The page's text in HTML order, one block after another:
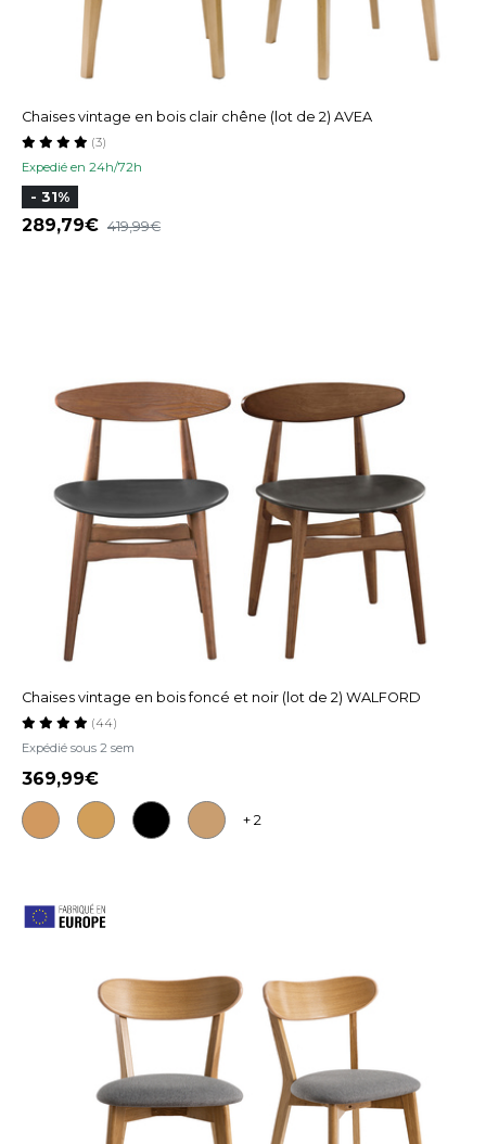
Chaises vintage en bois clair chêne (lot de 2) AVEA
Expedié en 24h/72h
(3)
- 31%
289,79 419,99
Chaises vintage en bois foncé et noir (lot de 2) WALFORD
Expédié sous 2 sem
(44)
369,99
+ 2